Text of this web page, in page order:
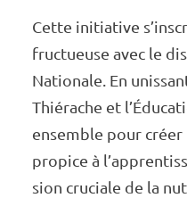
Cette initia­­­tive
fruc­­­tueuse avec le
Natio­­­nale. En
Thié­­­rache et
ensemble pour
propice à
sion cruciale de la